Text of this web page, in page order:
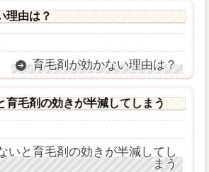
理由は？
育毛剤が効かない理由は？
育毛剤の効きが半減してしまう
いと育毛剤の効きが半減してし
まう